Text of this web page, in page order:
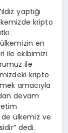
yaptığı
kripto
en
ile ekibimizi
ile
kripto
amacıyla
devam
de ülkemiz ve
dedi.